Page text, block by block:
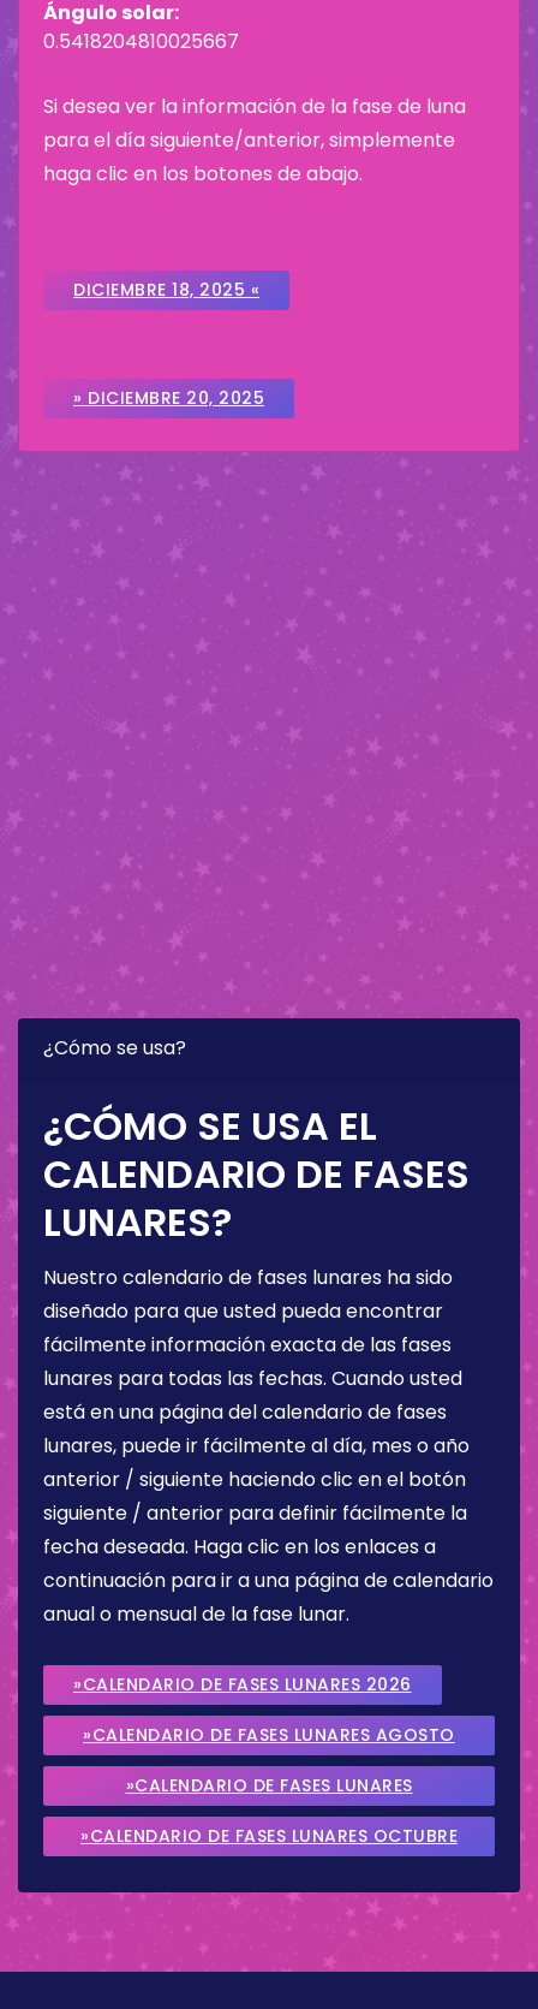
Ángulo solar:
0.5418204810025667
Si desea ver la información de la fase de luna
para el día siguiente/anterior, simplemente
haga clic en los botones de abajo.
DICIEMBRE 18, 2025 «
» DICIEMBRE 20, 2025
¿Cómo se usa?
¿CÓMO SE USA EL
CALENDARIO DE FASES
LUNARES?
Nuestro calendario de fases lunares ha sido
diseñado para que usted pueda encontrar
fácilmente información exacta de las fases
lunares para todas las fechas. Cuando usted
está en una página del calendario de fases
lunares, puede ir fácilmente al día, mes o año
anterior / siguiente haciendo clic en el botón
siguiente / anterior para definir fácilmente la
fecha deseada. Haga clic en los enlaces a
continuación para ir a una página de calendario
anual o mensual de la fase lunar.
»CALENDARIO DE FASES LUNARES 2026
»CALENDARIO DE FASES LUNARES AGOSTO
2026
»CALENDARIO DE FASES LUNARES
SEPTIEMBRE 2026
»CALENDARIO DE FASES LUNARES OCTUBRE